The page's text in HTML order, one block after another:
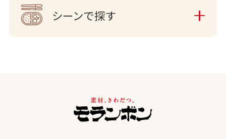
シーンで探す